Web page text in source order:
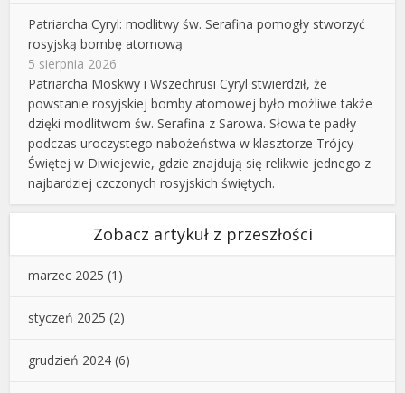
Patriarcha Cyryl: modlitwy św. Serafina pomogły stworzyć
rosyjską bombę atomową
5 sierpnia 2026
Patriarcha Moskwy i Wszechrusi Cyryl stwierdził, że
powstanie rosyjskiej bomby atomowej było możliwe także
dzięki modlitwom św. Serafina z Sarowa. Słowa te padły
podczas uroczystego nabożeństwa w klasztorze Trójcy
Świętej w Diwiejewie, gdzie znajdują się relikwie jednego z
najbardziej czczonych rosyjskich świętych.
Zobacz artykuł z przeszłości
marzec 2025 (1)
styczeń 2025 (2)
grudzień 2024 (6)